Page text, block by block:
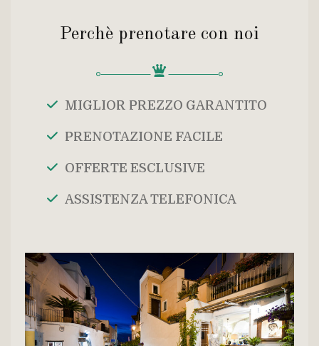
Perchè prenotare con noi
MIGLIOR PREZZO GARANTITO
PRENOTAZIONE FACILE
OFFERTE ESCLUSIVE
ASSISTENZA TELEFONICA